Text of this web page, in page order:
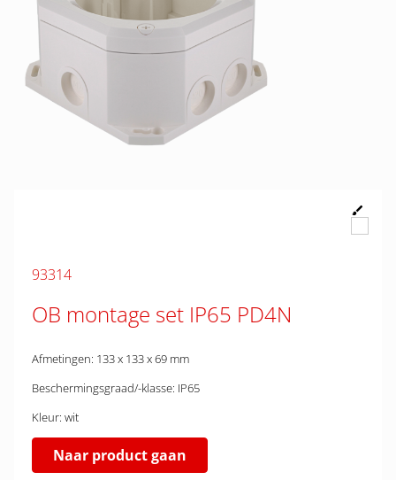
93314
OB montage set IP65 PD4N
Afmetingen: 133 x 133 x 69 mm
Beschermingsgraad/-klasse: IP65
Kleur: wit
Naar product gaan